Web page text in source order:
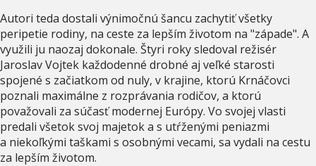
Autori teda dostali výnimočnú šancu zachytiť všetky
peripetie rodiny, na ceste za lepším životom na "západe". A
využili ju naozaj dokonale. Štyri roky sledoval režisér
Jaroslav Vojtek každodenné drobné aj veľké starosti
spojené s začiatkom od nuly, v krajine, ktorú Krnáčovci
poznali maximálne z rozprávania rodičov, a ktorú
považovali za súčasť modernej Európy. Vo svojej vlasti
predali všetok svoj majetok a s utŕženými peniazmi
a niekoľkými taškami s osobnými vecami, sa vydali na cestu
za lepším životom.